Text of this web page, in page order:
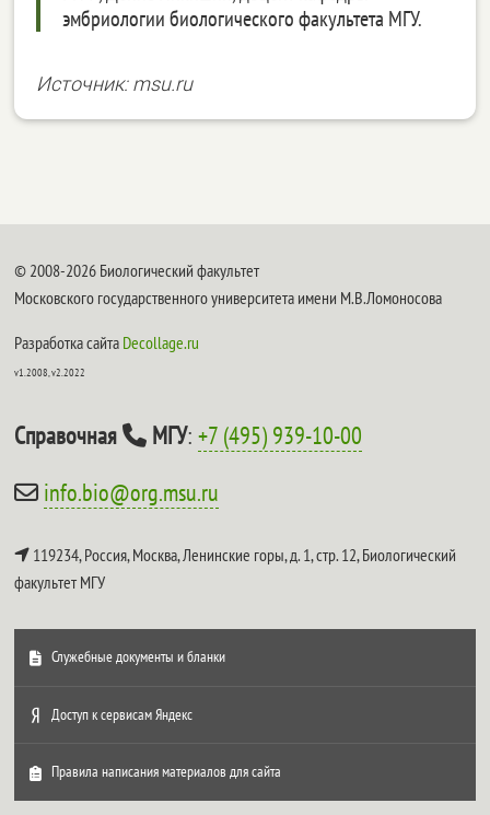
эмбриологии биологического факультета МГУ.
Источник: msu.ru
© 2008-2026 Биологический факультет
Московского государственного университета имени М.В.Ломоносова
Разработка сайта Decollage.ru
v1.2008, v2.2022
Справочная МГУ:+7 (495) 939-10-00
info.bio@org.msu.ru
119234, Россия, Москва, Ленинские горы, д. 1, стр. 12,Биологический
факультет МГУ
Служебные документы и бланки
Доступ к сервисам Яндекс
Правила написания материалов для сайта